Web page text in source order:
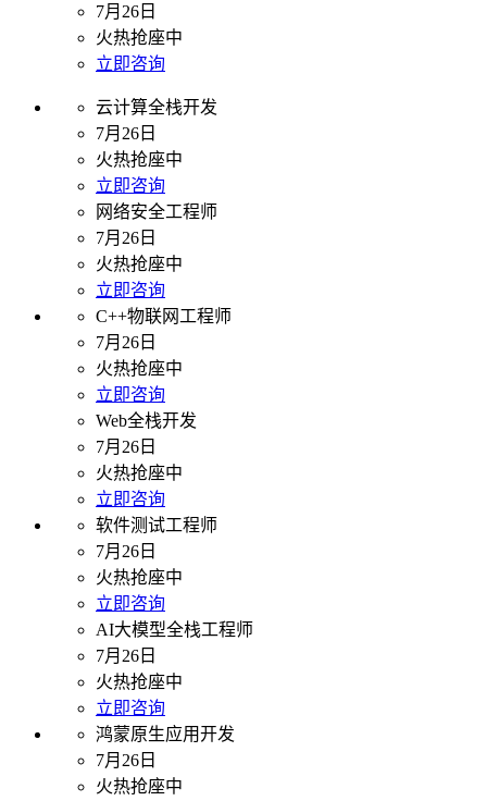
7月26日
火热抢座中
立即咨询
云计算全栈开发
7月26日
火热抢座中
立即咨询
网络安全工程师
7月26日
火热抢座中
立即咨询
C++物联网工程师
7月26日
火热抢座中
立即咨询
Web全栈开发
7月26日
火热抢座中
立即咨询
软件测试工程师
7月26日
火热抢座中
立即咨询
AI大模型全栈工程师
7月26日
火热抢座中
立即咨询
鸿蒙原生应用开发
7月26日
火热抢座中